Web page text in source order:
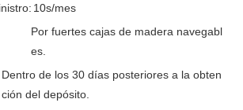
10s/mes
Por fuertes cajas de madera navegabl
es.
Dentro de los 30 días posteriores a la obten
ción del depósito.